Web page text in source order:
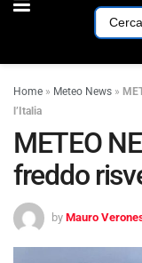
Home » Meteo News »
l’Italia
METEO
freddo
by Mauro